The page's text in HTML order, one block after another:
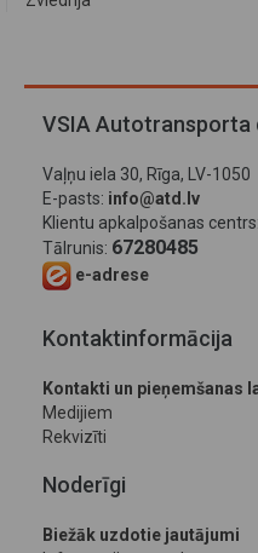
VSIA Autotransporta
Vaļņu iela 30, Rīga, LV-1050
E-pasts: info@atd.lv
Klientu apkalpošanas centrs:
Tālrunis: 67280485
e-adrese
Kontaktinformācija
Kontakti un pieņemšanas
Medijiem
Rekvizīti
Noderīgi
Biežāk uzdotie jautājumi